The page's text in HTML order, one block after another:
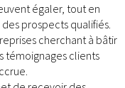
égaler, tout en
prospects qualifiés.
cherchant à bâtir
témoignages clients